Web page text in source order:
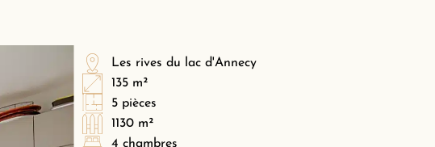
Les rives du lac d'Annecy
135 m²
5 pièces
1130 m²
4 chambres